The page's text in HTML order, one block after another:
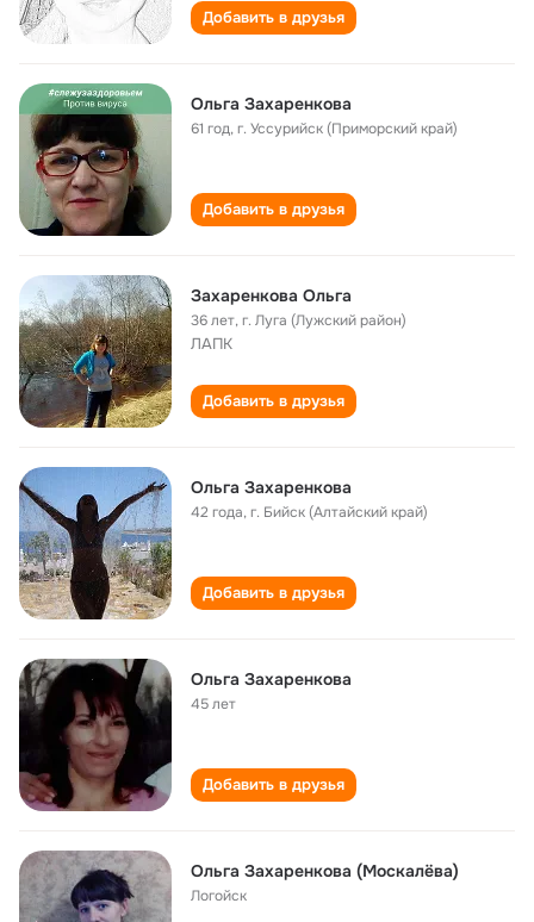
Добавить в друзья
Ольга Захаренкова
61 год,г. Уссурийск (Приморский край)
Добавить в друзья
Захаренкова Ольга
36 лет,г. Луга (Лужский район)
ЛАПК
Добавить в друзья
Ольга Захаренкова
42 года,г. Бийск (Алтайский край)
Добавить в друзья
Ольга Захаренкова
45 лет
Добавить в друзья
Ольга Захаренкова (Москалёва)
Логойск